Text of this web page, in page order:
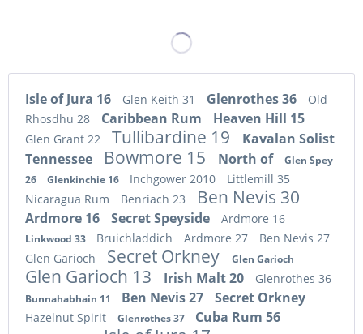
Isle of Jura 16 Glen Keith 31 Glenrothes 36
Old
Rhosdhu 28
Caribbean Rum Heaven Hill 15
Glen Grant 22 Tullibardine 19
Kavalan Solist
Tennessee
Bowmore 15 North of
Glen Spey
26
Glenkinchie 16 Inchgower 2010
Littlemill 35
Nicaragua Rum
Benriach 23 Ben Nevis 30
Ardmore 16 Secret Speyside Ardmore 16
Linkwood 33 Bruichladdich Ardmore 27
Ben Nevis 27
Glen Garioch
Secret Orkney Glen Garioch
Glen Garioch 13 Irish Malt 20 Glenrothes 36
Bunnahabhain 11 Ben Nevis 27 Secret Orkney
Hazelnut Spirit Glenrothes 37 Cuba Rum 56